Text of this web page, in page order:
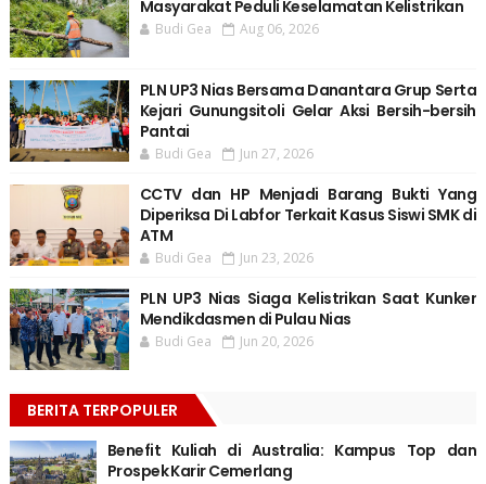
Masyarakat Peduli Keselamatan Kelistrikan
Budi Gea Aug 06, 2026
PLN UP3 Nias Bersama Danantara Grup Serta
Kejari Gunungsitoli Gelar Aksi Bersih-bersih
Pantai
Budi Gea Jun 27, 2026
CCTV dan HP Menjadi Barang Bukti Yang
Diperiksa Di Labfor Terkait Kasus Siswi SMK di
ATM
Budi Gea Jun 23, 2026
PLN UP3 Nias Siaga Kelistrikan Saat Kunker
Mendikdasmen di Pulau Nias
Budi Gea Jun 20, 2026
BERITA TERPOPULER
Benefit Kuliah di Australia: Kampus Top dan
Prospek Karir Cemerlang